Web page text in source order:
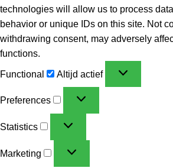
technologies will allow us to process
behavior or unique IDs on this site. Not
withdrawing consent, may adversely
functions.
Functional Altijd actief
Preferences
Statistics
Marketing